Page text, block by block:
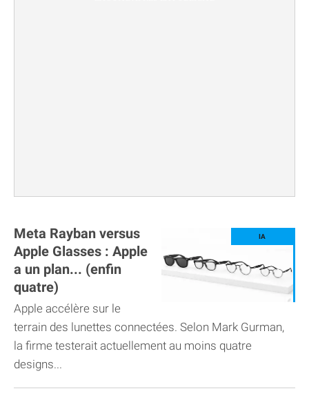
Meta Rayban versus
Apple Glasses : Apple
a un plan... (enfin
quatre)
Apple accélère sur le
terrain des lunettes connectées. Selon Mark Gurman,
la firme testerait actuellement au moins quatre
designs...